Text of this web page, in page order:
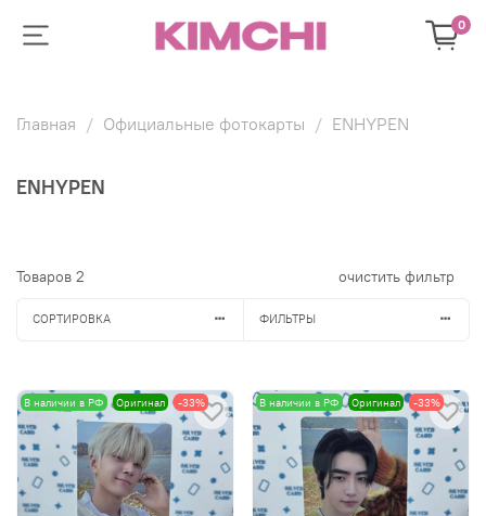
0
Главная Официальные фотокарты ENHYPEN
ENHYPEN
Товаров 2 очистить фильтр
СОРТИРОВКА ФИЛЬТРЫ
В наличии в РФ Оригинал -33% В наличии в РФ Оригинал -33%